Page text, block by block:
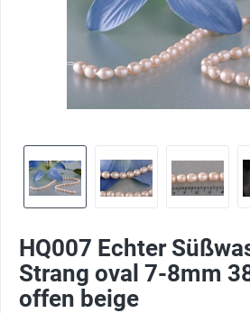
HQ007 Echter
Strang oval 7-8mm
offen beige